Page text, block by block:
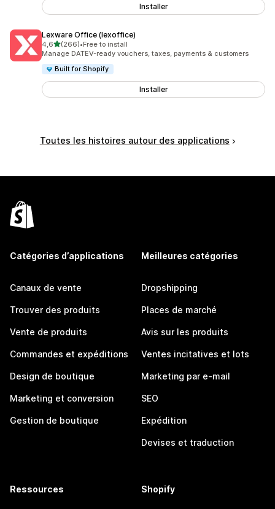
Installer
Lexware Office (lexoffice)
4,6étoile(s) sur 5
(266)
266 avis au total
•Free to install
Manage DATEV-ready vouchers, taxes, payments & customers
Built for Shopify
Installer
Toutes les histoires autour des applications
Catégories d’applications
Canaux de vente
Trouver des produits
Vente de produits
Commandes et expéditions
Design de boutique
Marketing et conversion
Gestion de boutique
Meilleures catégories
Dropshipping
Places de marché
Avis sur les produits
Ventes incitatives et lots
Marketing par e-mail
SEO
Expédition
Devises et traduction
Ressources Shopify